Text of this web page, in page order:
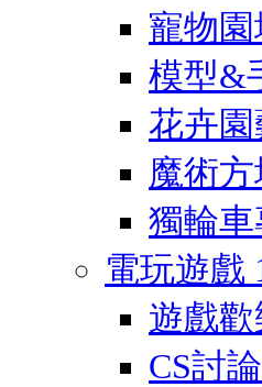
寵物
模型&
花卉園
魔術方
獨輪車
電玩遊戲
遊戲
CS討論